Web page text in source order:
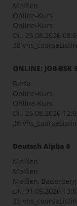
Meißen
Online-Kurs
Online-Kurs
Di., 25.08.2026
38
ONLINE: JOB-
Riesa
Online-Kurs
Online-Kurs
Di., 25.08.2026
38
Deutsch Alpha 6
Meißen
Meißen
Meißen, Baderberg
Di., 01.09.2026
25